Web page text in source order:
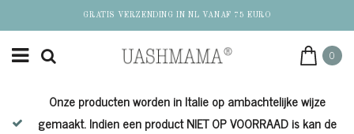
GRATIS VERZENDING IN NL VANAF 75 EURO
0
Onze producten worden in Italie op ambachtelijke wijze
gemaakt. Indien een product NIET OP VOORRAAD is kan de